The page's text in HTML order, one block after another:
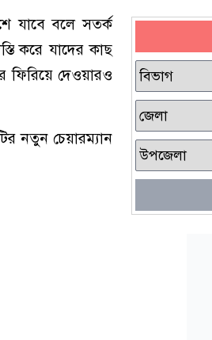
যাবে বলে সতর্ক
করে যাদের কাছ
ফিরিয়ে দেওয়ারও
নতুন চেয়ারম্যান